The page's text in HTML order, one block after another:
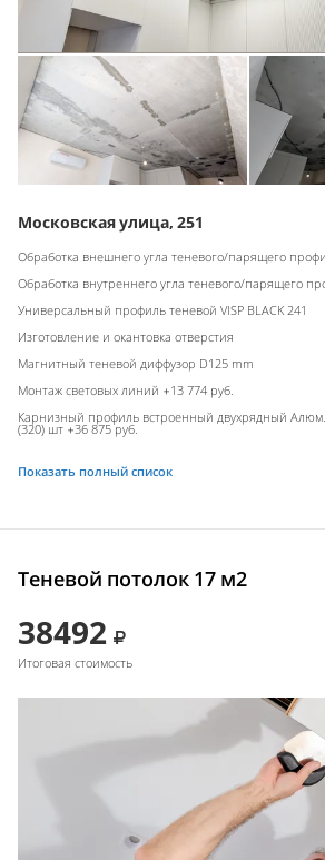
Московская улица, 251
Обработка внешнего угла теневого/парящего
Обработка внутреннего угла теневого/парящего
Универсальный профиль теневой VISP BLACK 241
Изготовление и окантовка отверстия
Магнитный теневой диффузор D125 mm
Монтаж световых линий +13 774 руб.
Карнизный профиль встроенный двухрядный
(320) шт +36 875 руб.
Показать полный список
Теневой потолок 17 м2
38492
Итоговая стоимость